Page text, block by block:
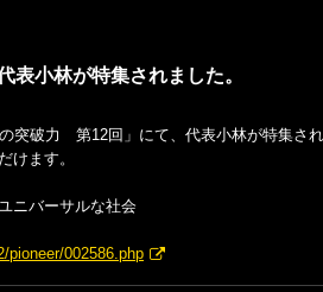
表小林が特集されました。
突破力 第12回」にて、代表小林が特集され
けます。
ニバーサルな社会
pioneer/002586.php